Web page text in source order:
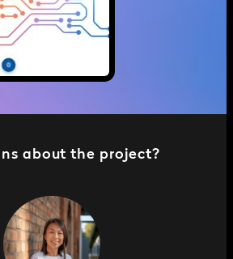
about the project?